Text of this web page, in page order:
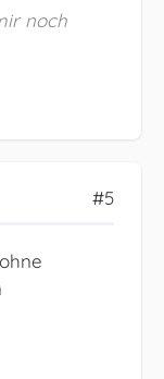
noch
#5